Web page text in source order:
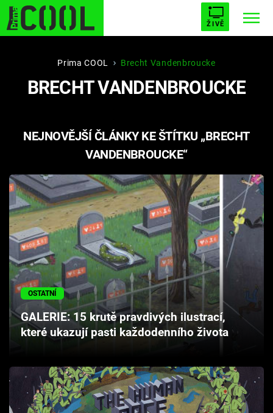
ŽIVĚ
STARHOUSE BUFFY, PŘEMOŽITELKA UPÍRŮ
ESCAPE PLNEJ KOTEL AVENGERS 5
Filmy
Seriály
Hry
Cool Esport
Pořady
Sledujte prima+
Prima COOL Brecht Vandenbroucke
BRECHT VANDENBROUCKE
NEJNOVĚJŠÍ ČLÁNKY KE ŠTÍTKU „BRECHT
VANDENBROUCKE“
OSTATNÍ
GALERIE: 15 krutě pravdivých ilustrací,
které ukazují pasti každodenního života